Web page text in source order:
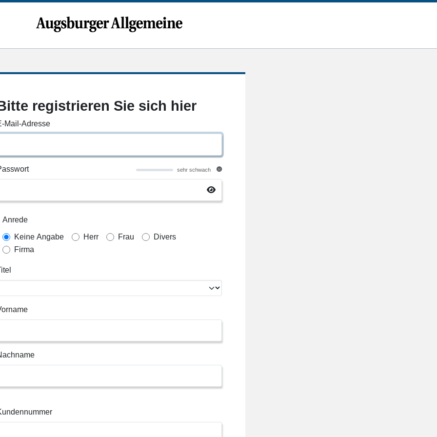
registrieren Sie sich hier
Mail-Adresse
sehr schwach
Anrede
Keine Angabe Herr Frau
Divers
Firma